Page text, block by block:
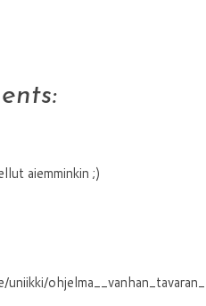
aiemminkin ;)